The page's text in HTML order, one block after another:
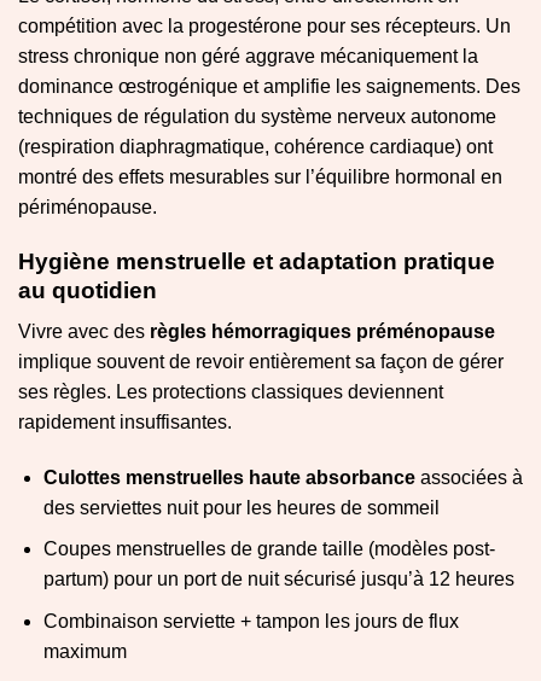
compétition avec la progestérone pour ses récepteurs. Un
stress chronique non géré aggrave mécaniquement la
dominance œstrogénique et amplifie les saignements. Des
techniques de régulation du système nerveux autonome
(respiration diaphragmatique, cohérence cardiaque) ont
montré des effets mesurables sur l’équilibre hormonal en
périménopause.
Hygiène menstruelle et adaptation pratique
au quotidien
Vivre avec des règles hémorragiques préménopause
implique souvent de revoir entièrement sa façon de gérer
ses règles. Les protections classiques deviennent
rapidement insuffisantes.
Culottes menstruelles haute absorbanceassociées à
des serviettes nuit pour les heures de sommeil
Coupes menstruelles de grande taille (modèles post-
partum) pour un port de nuit sécurisé jusqu’à 12 heures
Combinaison serviette + tampon les jours de flux
maximum